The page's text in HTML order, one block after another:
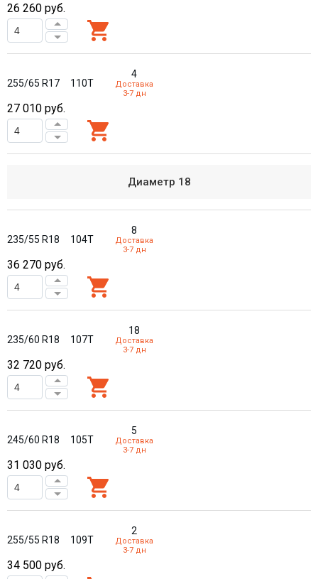
26 260 руб.
255/65 R17 110T
4
Доставка
3-7 дн
27 010 руб.
Диаметр 18
235/55 R18 104T
8
Доставка
3-7 дн
36 270 руб.
235/60 R18 107T
18
Доставка
3-7 дн
32 720 руб.
245/60 R18 105T
5
Доставка
3-7 дн
31 030 руб.
255/55 R18 109T
2
Доставка
3-7 дн
34 500 руб.